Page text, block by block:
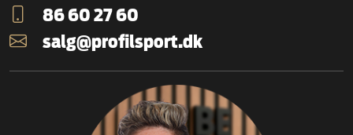
86 60 27 60
salg@profilsport.dk